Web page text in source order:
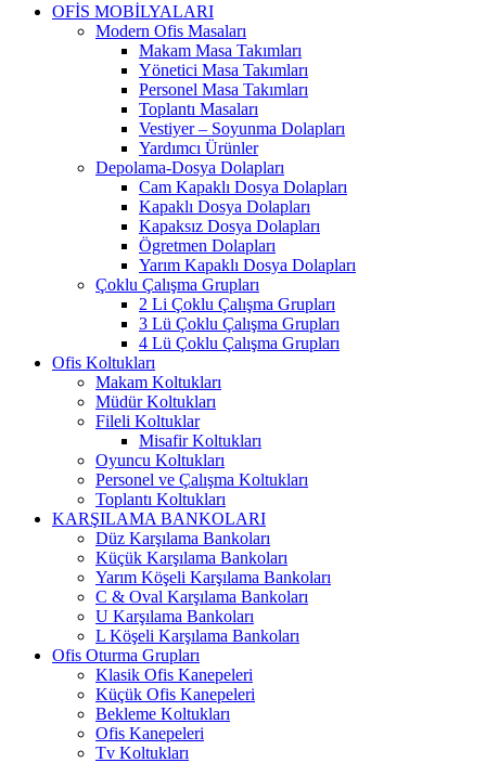
OFİS MOBİLYALARI
Modern Ofis Masaları
Makam Masa Takımları
Yönetici Masa Takımları
Personel Masa Takımları
Toplantı Masaları
Vestiyer – Soyunma Dolapları
Yardımcı Ürünler
Depolama-Dosya Dolapları
Cam Kapaklı Dosya Dolapları
Kapaklı Dosya Dolapları
Kapaksız Dosya Dolapları
Ögretmen Dolapları
Yarım Kapaklı Dosya Dolapları
Çoklu Çalışma Grupları
2 Li Çoklu Çalışma Grupları
3 Lü Çoklu Çalışma Grupları
4 Lü Çoklu Çalışma Grupları
Ofis Koltukları
Makam Koltukları
Müdür Koltukları
Fileli Koltuklar
Misafir Koltukları
Oyuncu Koltukları
Personel ve Çalışma Koltukları
Toplantı Koltukları
KARŞILAMA BANKOLARI
Düz Karşılama Bankoları
Küçük Karşılama Bankoları
Yarım Köşeli Karşılama Bankoları
C & Oval Karşılama Bankoları
U Karşılama Bankoları
L Köşeli Karşılama Bankoları
Ofis Oturma Grupları
Klasik Ofis Kanepeleri
Küçük Ofis Kanepeleri
Bekleme Koltukları
Ofis Kanepeleri
Tv Koltukları